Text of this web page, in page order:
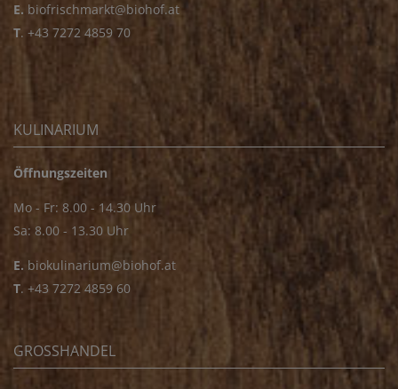
E. biofrischmarkt@biohof.at
T. +43 7272 4859 70
KULINARIUM
Öffnungszeiten
Mo - Fr: 8.00 - 14.30 Uhr
Sa: 8.00 - 13.30 Uhr
E. biokulinarium@biohof.at
T. +43 7272 4859 60
GROSSHANDEL